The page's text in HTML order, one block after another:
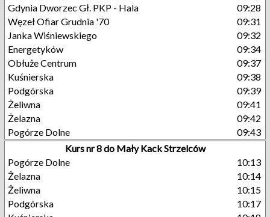
Gdynia Dworzec Gł. PKP - Hala
09:28
Węzeł Ofiar Grudnia '70
09:31
Janka Wiśniewskiego
09:32
Energetyków
09:34
Obłuże Centrum
09:37
Kuśnierska
09:38
Podgórska
09:39
Żeliwna
09:41
Żelazna
09:42
Pogórze Dolne
09:43
Kurs nr 8 do Mały Kack Strzelców
Pogórze Dolne
10:13
Żelazna
10:14
Żeliwna
10:15
Podgórska
10:17